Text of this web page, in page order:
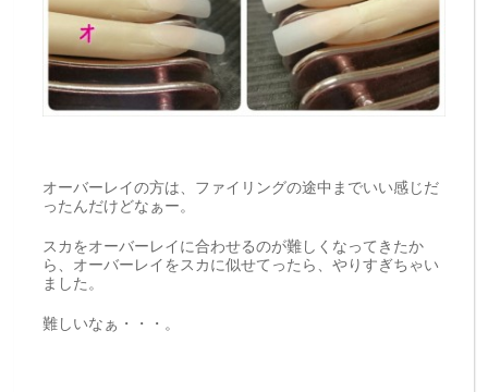
オーバーレイの方は、ファイリングの途中までいい感じだ
ったんだけどなぁー。
スカをオーバーレイに合わせるのが難しくなってきたか
ら、オーバーレイをスカに似せてったら、やりすぎちゃい
ました。
難しいなぁ・・・。